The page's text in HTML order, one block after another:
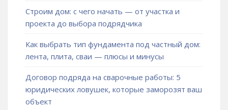
Строим дом: с чего начать — от участка и
проекта до выбора подрядчика
Как выбрать тип фундамента под частный дом:
лента, плита, сваи — плюсы и минусы
Договор подряда на сварочные работы: 5
юридических ловушек, которые заморозят ваш
объект